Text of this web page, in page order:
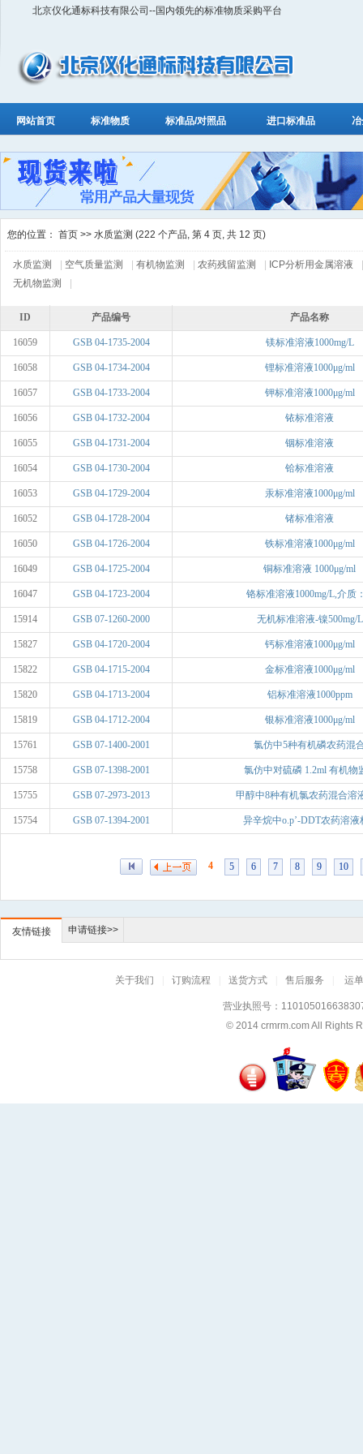
北京仪化通标科技有限公司--国内领先的标准物质采购平台
网站首页 标准物质 标准品/对照品 进口标准品
您的位置： 首页 >> 水质监测 (222 个产品, 第 4 页, 共 12 页)
水质监测 空气质量监测 有机物监测 农药残留监测 ICP分析用金属溶液
无机物监测
ID 产品编号 产品名称
16059 GSB 04-1735-2004 镁标准溶液1000mg/L
16058 GSB 04-1734-2004 锂标准溶液1000μg/ml
16057 GSB 04-1733-2004 钾标准溶液1000μg/ml
16056 GSB 04-1732-2004 铱标准溶液
16055 GSB 04-1731-2004 铟标准溶液
16054 GSB 04-1730-2004 铪标准溶液
16053 GSB 04-1729-2004 汞标准溶液1000μg/ml
16052 GSB 04-1728-2004 锗标准溶液
16050 GSB 04-1726-2004 铁标准溶液1000μg/ml
16049 GSB 04-1725-2004 铜标准溶液 1000μg/ml
16047 GSB 04-1723-2004 铬标准溶液1000mg/L,介质
15914 GSB 07-1260-2000 无机标准溶液-镍500mg/L
15827 GSB 04-1720-2004 钙标准溶液1000μg/ml
15822 GSB 04-1715-2004 金标准溶液1000μg/ml
15820 GSB 04-1713-2004 铝标准溶液1000ppm
15819 GSB 04-1712-2004 银标准溶液1000μg/ml
15761 GSB 07-1400-2001 氯仿中5种有机磷农药混
15758 GSB 07-1398-2001 氯仿中对硫磷 1.2ml 有机物
15755 GSB 07-2973-2013 甲醇中8种有机氯农药混合溶
15754 GSB 07-1394-2001 异辛烷中o.p’-DDT农药溶液
4 5 6 7 8 9 10
友情链接 申请链接>>
关于我们 订购流程 送货方式 售后服务 运
营业执照号：
© 2014 crmrm.comAll Rights